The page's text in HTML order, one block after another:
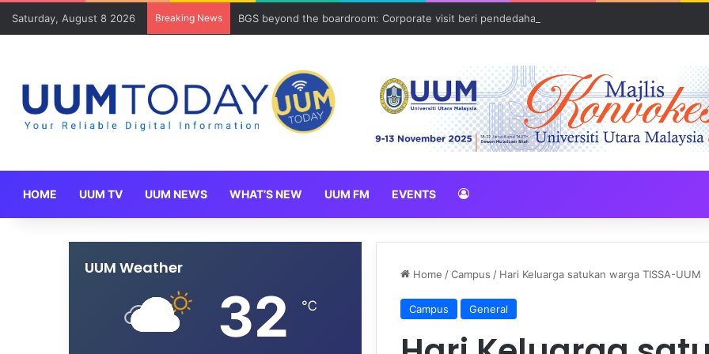
Saturday, August 8 2026 Breaking News BGS beyond the boardroom: Corporate visit beri pendedahan dunia korporat kepada PELAJAR
HOME UUM TV UUM NEWS WHAT’S NEW UUM FM EVENTS
Home /Campus / Hari Keluarga satukan warga TISSA-UUM
Campus General
UUM Weather
32 ℃